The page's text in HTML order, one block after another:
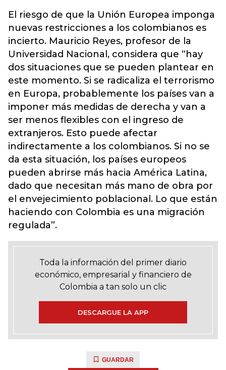
El riesgo de que la Unión Europea imponga
nuevas restricciones a los colombianos es
incierto. Mauricio Reyes, profesor de la
Universidad Nacional, considera que “hay
dos situaciones que se pueden plantear en
este momento. Si se radicaliza el terrorismo
en Europa, probablemente los países van a
imponer más medidas de derecha y van a
ser menos flexibles con el ingreso de
extranjeros. Esto puede afectar
indirectamente a los colombianos. Si no se
da esta situación, los países europeos
pueden abrirse más hacia América Latina,
dado que necesitan más mano de obra por
el envejecimiento poblacional. Lo que están
haciendo con Colombia es una migración
regulada”.
Toda la información del primer diario
económico, empresarial y financiero de
Colombia a tan solo un clic
DESCARGUE LA APP
GUARDAR